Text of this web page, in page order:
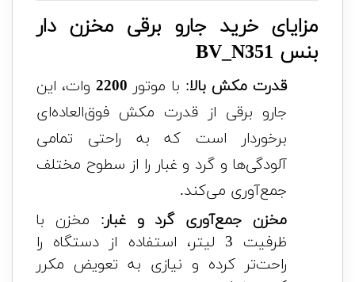
مزایای خرید جارو برقی مخزن دار
بنس BV_N351
قدرت مکش بالا: با موتور 2200وات، این
جارو برقی از قدرت مکش فوق‌العاده‌ای
برخوردار است که به راحتی تمامی
آلودگی‌ها و گرد و غبار را از سطوح مختلف
جمع‌آوری می‌کند.
مخزن جمع‌آوری گرد و غبار: مخزن با
ظرفیت 3 لیتر، استفاده از دستگاه را
راحت‌تر کرده و نیازی به تعویض مکرر